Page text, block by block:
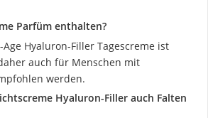
Parfüm enthalten?
Hyaluron-Filler Tagescreme ist
auch für Menschen mit
werden.
Hyaluron-Filler auch Falten